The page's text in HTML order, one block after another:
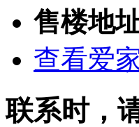
售楼地
查看爱
联系时，